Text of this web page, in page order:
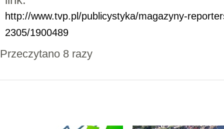
http://www.tvp.pl/publicystyka/magazyny-
2305/1900489
Przeczytano 8 razy